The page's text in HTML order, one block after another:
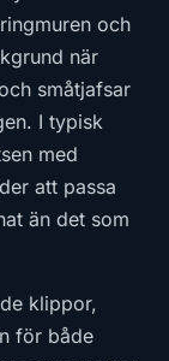
och
när
småtjafsar
I typisk
med
att passa
än det som
klippor,
för både